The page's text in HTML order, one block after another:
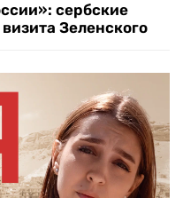
сербские
Зеленского